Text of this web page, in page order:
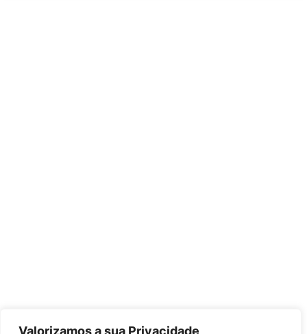
Valorizamos a sua Privacidade